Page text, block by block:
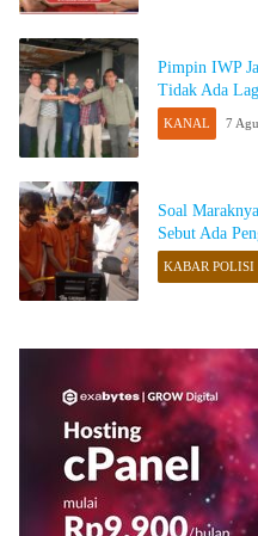
Pimpin IWP
Tidak Ada
KANAL 7
Soal
Sebut Ada
KABAR POLISI